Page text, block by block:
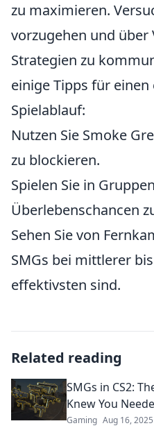
zu maximieren.
vorzugehen und über
Strategien zu
einige Tipps für
Spielablauf:
Nutzen Sie Smoke
zu blockieren.
Spielen Sie in
Überlebenschancen
Sehen Sie von
SMGs bei mittlerer
effektivsten sind.
Related reading
SMGs in CS2:
Knew You
Gaming Aug 16, 2025